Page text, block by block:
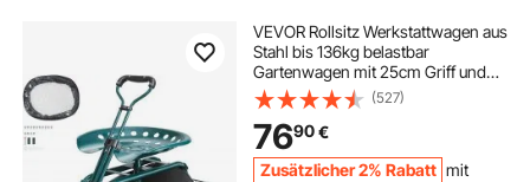
VEVOR Rollsitz Werkstattwagen aus
Stahl bis 136kg belastbar
Gartenwagen mit 25cm Griff und
45-54cm höhenverstellbarem Sitz
Rollwagen 30PSI Reifendruck
Arbeitssitz Gartensitz Grün
(527)
7690€
Zusätzlicher 2% Rabatt mit